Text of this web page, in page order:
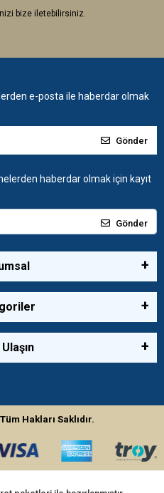
bize iletebilirsiniz.
e-posta ile haberdar olmak
Gönder
haberdar olmak için kayıt
Gönder
Tüm Hakları Saklıdır.